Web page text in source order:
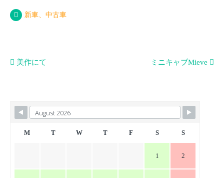
新車、中古車
投
ビ
ゲ
美作にて ミニキャブMieve
M T W T F S S
1 2